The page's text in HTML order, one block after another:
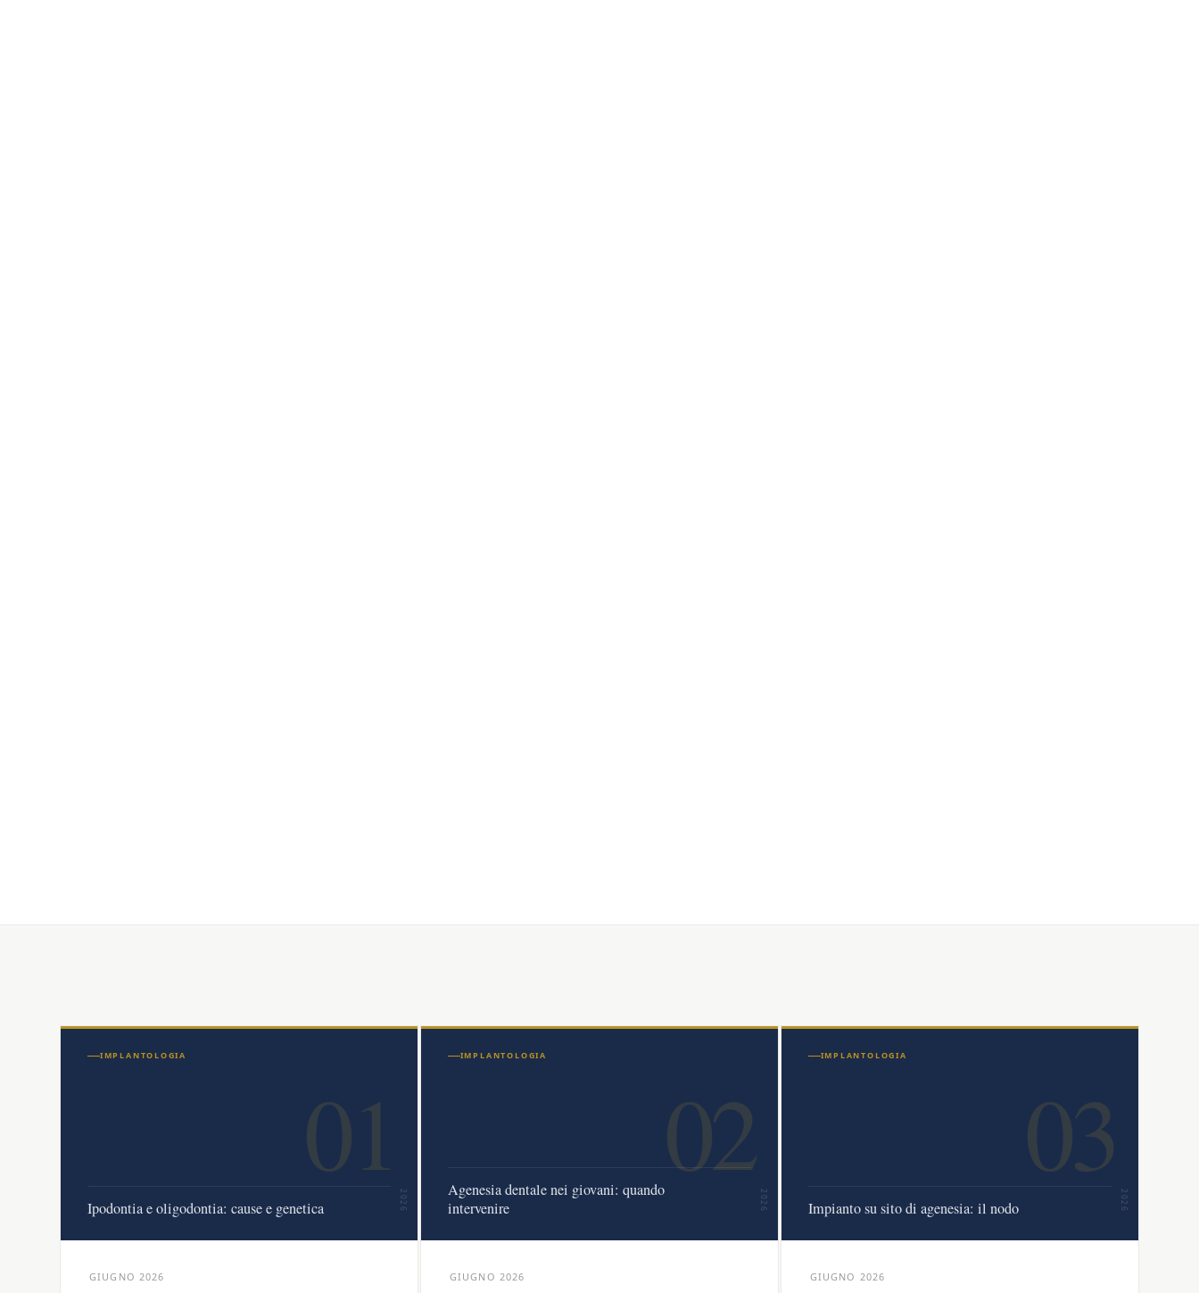
01
2026
IMPLANTOLOGIA
Ipodontia e oligodontia: cause e genetica
GIUGNO 2026
02
2026
IMPLANTOLOGIA
Agenesia dentale nei giovani: quando
intervenire
GIUGNO 2026
03
2026
IMPLANTOLOGIA
Impianto su sito di agenesia: il nodo
GIUGNO 2026